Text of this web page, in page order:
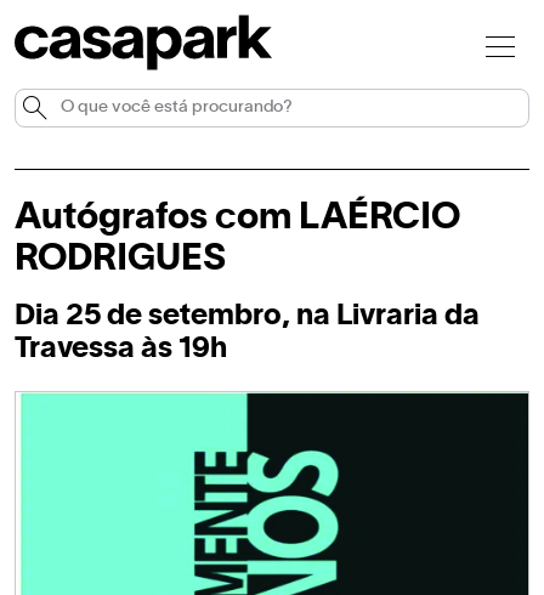
Autógrafos com LAÉRCIO
RODRIGUES
Dia 25 de setembro, na Livraria da
Travessa às 19h